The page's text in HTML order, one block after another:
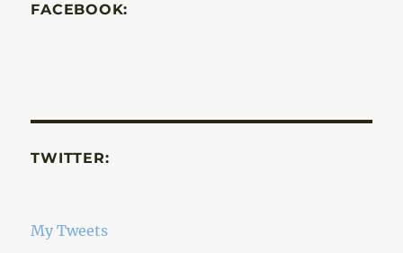
FACEBOOK:
TWITTER:
My Tweets